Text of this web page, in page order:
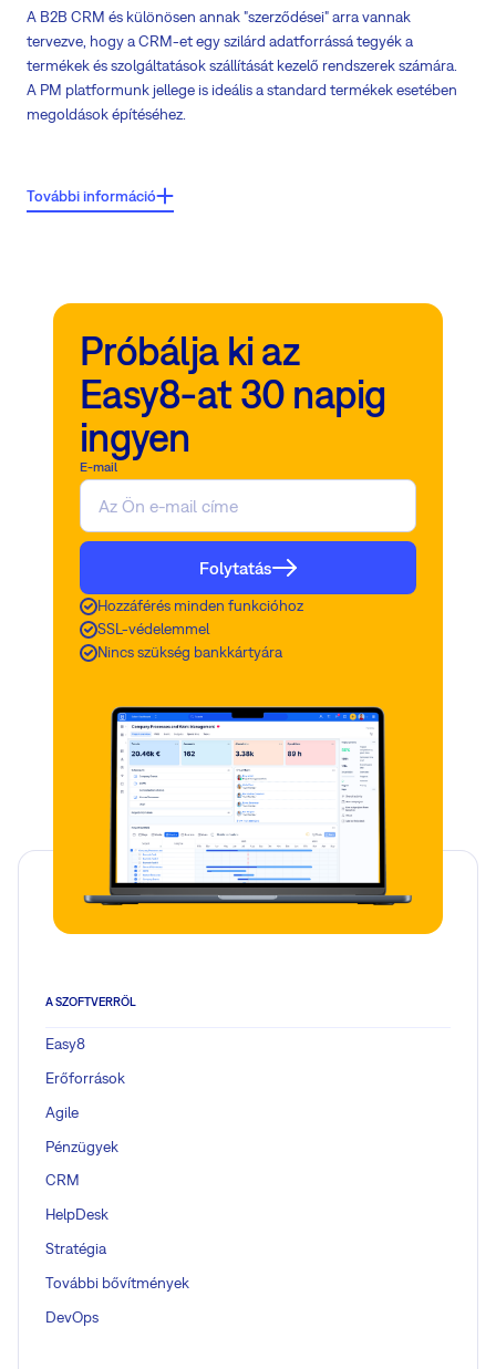
A B2B CRM és különösen annak "szerződései" arra vannak
tervezve, hogy a CRM-et egy szilárd adatforrássá tegyék a
termékek és szolgáltatások szállítását kezelő rendszerek számára.
A PM platformunk jellege is ideális a standard termékek esetében
megoldások építéséhez.
Szerződésfrissítési eljárások bevezetve
Szerződött szolgáltatások vagy támogatási szerződések azonnal
átadódnak a szállítási és támogató csapatoknak
Nyílt forráskód, API, testreszabható mezők és rugalmas
rendszerbeállítások teszik PM platformunkat ideális eszközzé a
vállalkozásának automatizálásához és fejlesztéséhez
PM platformunk naptárszolgáltatásainak integrációja a Microsoft Office
Több pipeline
További információ
Próbálja ki az
Easy8-at 30 napig
ingyen
E-mail
Folytatás
Hozzáférés minden funkcióhoz
SSL-védelemmel
Nincs szükség bankkártyára
A SZOFTVERRŐL
Easy8
Erőforrások
Agile
Pénzügyek
CRM
HelpDesk
Stratégia
További bővítmények
DevOps